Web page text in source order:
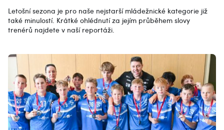
Letošní sezona je pro naše nejstarší mládežnické kategorie již
také minulostí. Krátké ohlédnutí za jejím průběhem slovy
trenérů najdete v naší reportáži.